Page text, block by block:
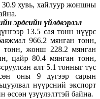
30.9 хувь, хайлуур жоншны
эрдсийн үйлдвэрлэл
13.5 сая тонн нүүрс
966.2 мянган тонн,
тонн, жонш 228.2 мянган
цайр 80.4 мянган тонн,
алт 5.1 тонныг тус
оны 9 дүгээр сарын
нүүрсний экспорт
өссөн үзүүлэлттэй байна.